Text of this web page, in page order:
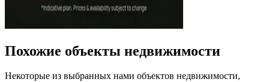
Похожие объекты недвижимости
Некоторые из выбранных нами объектов недвижимости,